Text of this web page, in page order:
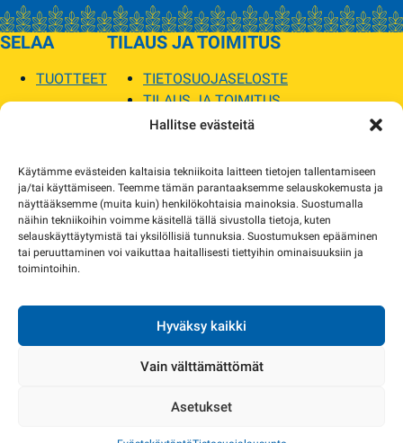
Hallitse evästeitä
Käytämme evästeiden kaltaisia tekniikoita laitteen tietojen tallentamiseen
ja/tai käyttämiseen. Teemme tämän parantaaksemme selauskokemusta ja
näyttääksemme (muita kuin) henkilökohtaisia mainoksia. Suostumalla
näihin tekniikoihin voimme käsitellä tällä sivustolla tietoja, kuten
selauskäyttäytymistä tai yksilöllisiä tunnuksia. Suostumuksen epääminen
tai peruuttaminen voi vaikuttaa haitallisesti tiettyihin ominaisuuksiin ja
toimintoihin.
Hyväksy kaikki
Vain välttämättömät
Asetukset
SELAA
TUOTTEET
TILAUS JA TOIMITUS
TIETOSUOJASELOSTE
TILAUS JA TOIMITUS
TOIMITUSEHDOT
MYYMÄLÄT JA YHTEYSTIEDOT
USEIN KYSYTYT
AJANKOHTAISTA
yhteyttä ja sovimme korvaavista tuotteista.
Copyright 2024 Sopilka.fi – kaikki oikeudet pidätetään